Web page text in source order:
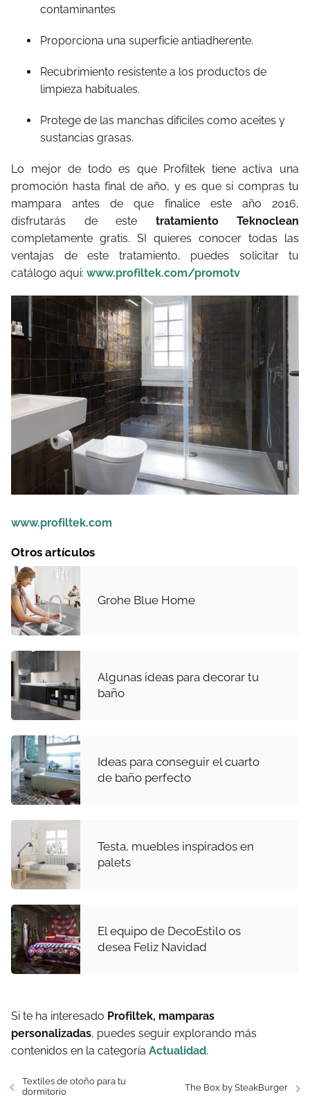
contaminantes
Proporciona una superficie antiadherente.
Recubrimiento resistente a los productos de
limpieza habituales.
Protege de las manchas difíciles como aceites y
sustancias grasas.
Lo mejor de todo es que Profiltek tiene activa una
promoción hasta final de año, y es que si compras tu
mampara antes de que finalice este año 2016,
disfrutarás de este tratamiento Teknoclean
completamente gratis. SI quieres conocer todas las
ventajas de este tratamiento, puedes solicitar tu
catálogo aqui: www.profiltek.com/promotv
www.profiltek.com
Otros artículos
Grohe Blue Home
Algunas ideas para decorar tu
baño
Ideas para conseguir el cuarto
de baño perfecto
Testa, muebles inspirados en
palets
El equipo de DecoEstilo os
desea Feliz Navidad
Si te ha interesado Profiltek, mamparas
personalizadas, puedes seguir explorando más
contenidos en la categoría Actualidad.
Textiles de otoño para tu
dormitorio
The Box by SteakBurger